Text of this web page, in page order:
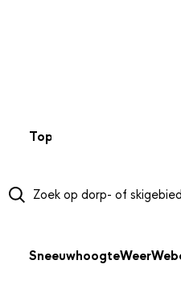
Top 50
SneeuwhoogteWeer